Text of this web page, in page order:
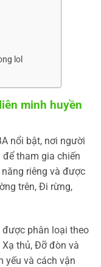
lol
minh huyền
nổi bật, nơi người
tham gia chiến
riêng và được
trên, Đi rừng,
được phân loại theo
thủ, Đỡ đòn và
yếu và cách vận